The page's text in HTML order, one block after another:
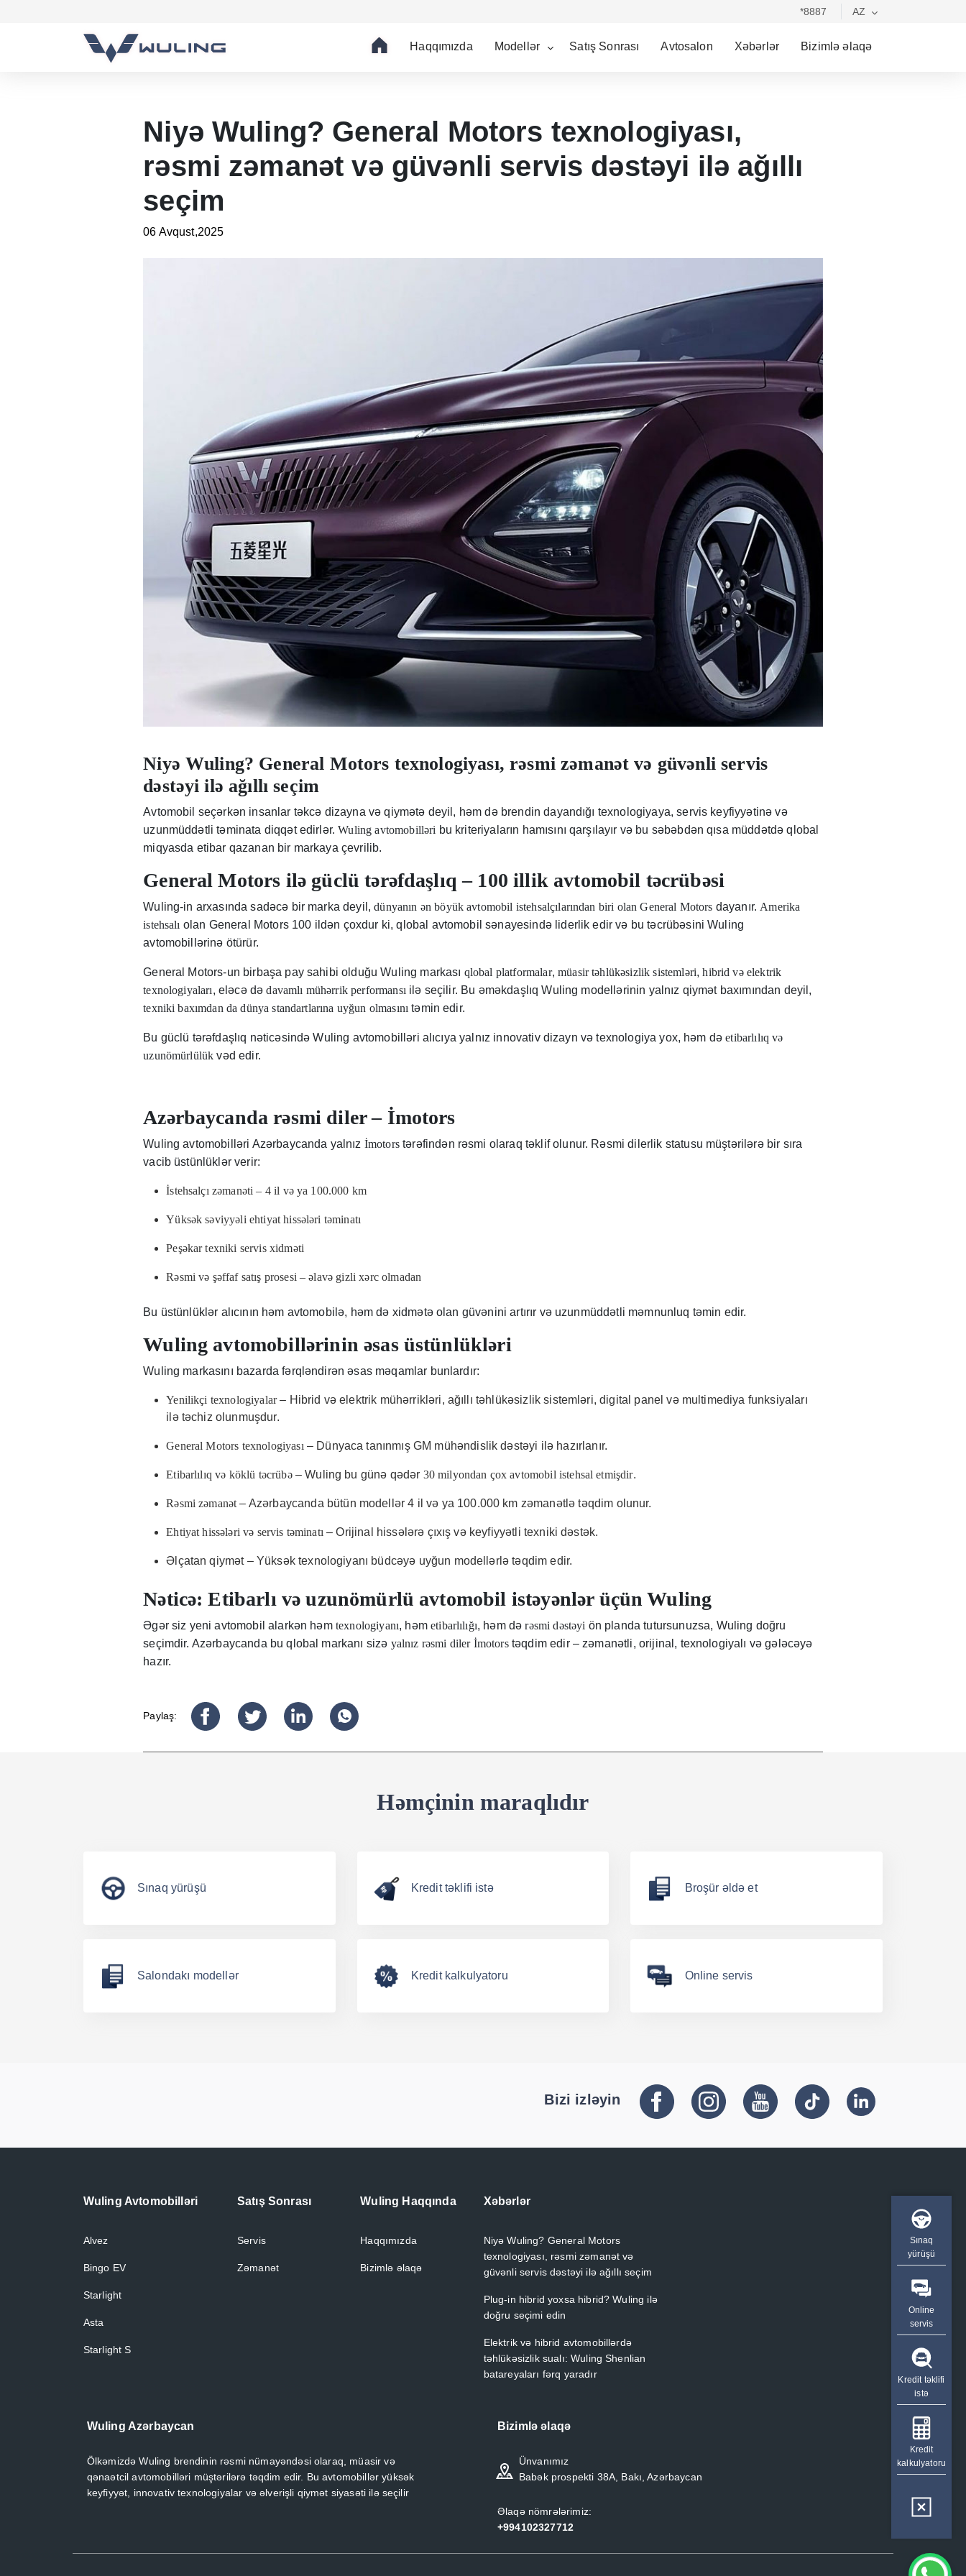
*8887 AZ
Haqqımızda Modellər Satış Sonrası Avtosalon Xəbərlər Bizimlə əlaqə
Niyə Wuling? General Motors texnologiyası,
rəsmi zəmanət və güvənli servis dəstəyi ilə ağıllı
seçim
06 Avqust,2025
Niyə Wuling? General Motors texnologiyası, rəsmi zəmanət və güvənli servis
dəstəyi ilə ağıllı seçim
Avtomobil seçərkən insanlar təkcə dizayna və qiymətə deyil, həm də brendin dayandığı texnologiyaya, servis keyfiyyətinə və
uzunmüddətli təminata diqqət edirlər.Wuling avtomobilləri bu kriteriyaların hamısını qarşılayır və bu səbəbdən qısa müddətdə qlobal
miqyasda etibar qazanan bir markaya çevrilib.
General Motors ilə güclü tərəfdaşlıq – 100 illik avtomobil təcrübəsi
Wuling-in arxasında sadəcə bir marka deyil,dünyanın ən böyük avtomobil istehsalçılarından biri olan General Motors dayanır. Amerika
istehsalı olan General Motors 100 ildən çoxdur ki, qlobal avtomobil sənayesində liderlik edir və bu təcrübəsini Wuling
avtomobillərinə ötürür.
General Motors-un birbaşa pay sahibi olduğu Wuling markası qlobal platformalar,müasir təhlükəsizlik sistemləri,hibrid və elektrik
texnologiyaları, eləcə dədavamlı mühərrik performansı ilə seçilir. Bu əməkdaşlıq Wuling modellərinin yalnız qiymət baxımından deyil,
texniki baxımdan da dünya standartlarına uyğun olmasını təmin edir.
Bu güclü tərəfdaşlıq nəticəsində Wuling avtomobilləri alıcıya yalnız innovativ dizayn və texnologiya yox, həm dəetibarlılıq və
uzunömürlülük vəd edir.
Azərbaycanda rəsmi diler – İmotors
Wuling avtomobilləri Azərbaycanda yalnız İmotorstərəfindən rəsmi olaraq təklif olunur. Rəsmi dilerlik statusu müştərilərə bir sıra
vacib üstünlüklər verir:
İstehsalçı zəmanəti – 4 il və ya 100.000 km
Yüksək səviyyəli ehtiyat hissələri təminatı
Peşəkar texniki servis xidməti
Rəsmi və şəffaf satış prosesi – əlavə gizli xərc olmadan
Bu üstünlüklər alıcının həm avtomobilə, həm də xidmətə olan güvənini artırır və uzunmüddətli məmnunluq təmin edir.
Wuling avtomobillərinin əsas üstünlükləri
Wuling markasını bazarda fərqləndirən əsas məqamlar bunlardır:
Yenilikçi texnologiyalar– Hibrid və elektrik mühərrikləri, ağıllı təhlükəsizlik sistemləri, digital panel və multimediya funksiyaları
ilə təchiz olunmuşdur.
General Motors texnologiyası – Dünyaca tanınmış GM mühəndislik dəstəyi ilə hazırlanır.
Etibarlılıq və köklü təcrübə– Wuling bu günə qədər 30 milyondan çox avtomobil istehsal etmişdir.
Rəsmi zəmanət – Azərbaycanda bütün modellər 4 il və ya 100.000 km zəmanətlə təqdim olunur.
Ehtiyat hissələri və servis təminatı – Orijinal hissələrə çıxış və keyfiyyətli texniki dəstək.
Əlçatan qiymət – Yüksək texnologiyanı büdcəyə uyğun modellərlə təqdim edir.
Nəticə: Etibarlı və uzunömürlü avtomobil istəyənlər üçün Wuling
Əgər siz yeni avtomobil alarkən həm texnologiyanı, həmetibarlılığı, həm dərəsmi dəstəyi ön planda tutursunuzsa, Wuling doğru
seçimdir. Azərbaycanda bu qlobal markanı sizə yalnız rəsmi diler İmotorstəqdim edir – zəmanətli, orijinal, texnologiyalı və gələcəyə
hazır.
Paylaş:
Həmçinin maraqlıdır
Sınaq yürüşü Kredit təklifi istə Broşür əldə et
Salondakı modellər Kredit kalkulyatoru Online servis
Sınaq
yürüşü
Online
servis
Kredit təklifi
istə
Kredit
kalkulyatoru
Bizi izləyin
Wuling Avtomobilləri
Alvez
Bingo EV
Starlight
Asta
Starlight S
Satış Sonrası
Servis
Zəmanət
Wuling Haqqında
Haqqımızda
Bizimlə əlaqə
Xəbərlər
Niyə Wuling? General Motors
texnologiyası, rəsmi zəmanət və
güvənli servis dəstəyi ilə ağıllı seçim
Plug-in hibrid yoxsa hibrid? Wuling ilə
doğru seçimi edin
Elektrik və hibrid avtomobillərdə
təhlükəsizlik sualı: Wuling Shenlian
batareyaları fərq yaradır
Wuling Azərbaycan
Ölkəmizdə Wuling brendinin rəsmi nümayəndəsi olaraq, müasir və
qənaətcil avtomobilləri müştərilərə təqdim edir. Bu avtomobillər yüksək
keyfiyyət, innovativ texnologiyalar və əlverişli qiymət siyasəti ilə seçilir
Bizimlə əlaqə
Ünvanımız
Babək prospekti 38A, Bakı, Azərbaycan
Əlaqə nömrələrimiz:
+994102327712